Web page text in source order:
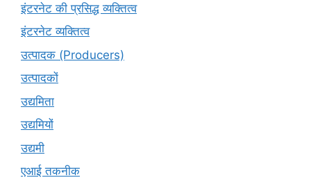
इंटरनेट की प्रसिद्ध व्यक्तित्व
इंटरनेट व्यक्तित्व
उत्पादक (Producers)
उत्पादकों
उद्यमिता
उद्यमियों
उद्यमी
एआई तकनीक